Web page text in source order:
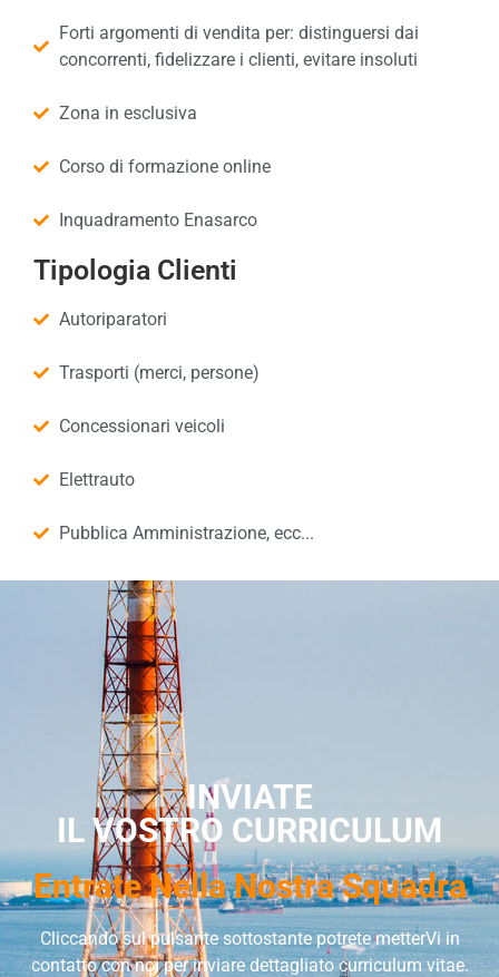
Forti argomenti di vendita per: distinguersi dai
concorrenti, fidelizzare i clienti, evitare insoluti
Zona in esclusiva
Corso di formazione online
Inquadramento Enasarco
Tipologia Clienti
Autoriparatori
Trasporti (merci, persone)
Concessionari veicoli
Elettrauto
Pubblica Amministrazione, ecc...
INVIATE
IL VOSTRO CURRICULUM
Entrate Nella Nostra Squadra
Cliccando sul pulsante sottostante potrete metterVi in
contatto con noi per inviare dettagliato curriculum vitae.